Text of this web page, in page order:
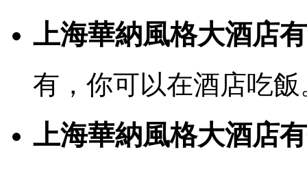
上海華納風格大酒店
有，你可以在酒店吃飯
上海華納風格大酒店